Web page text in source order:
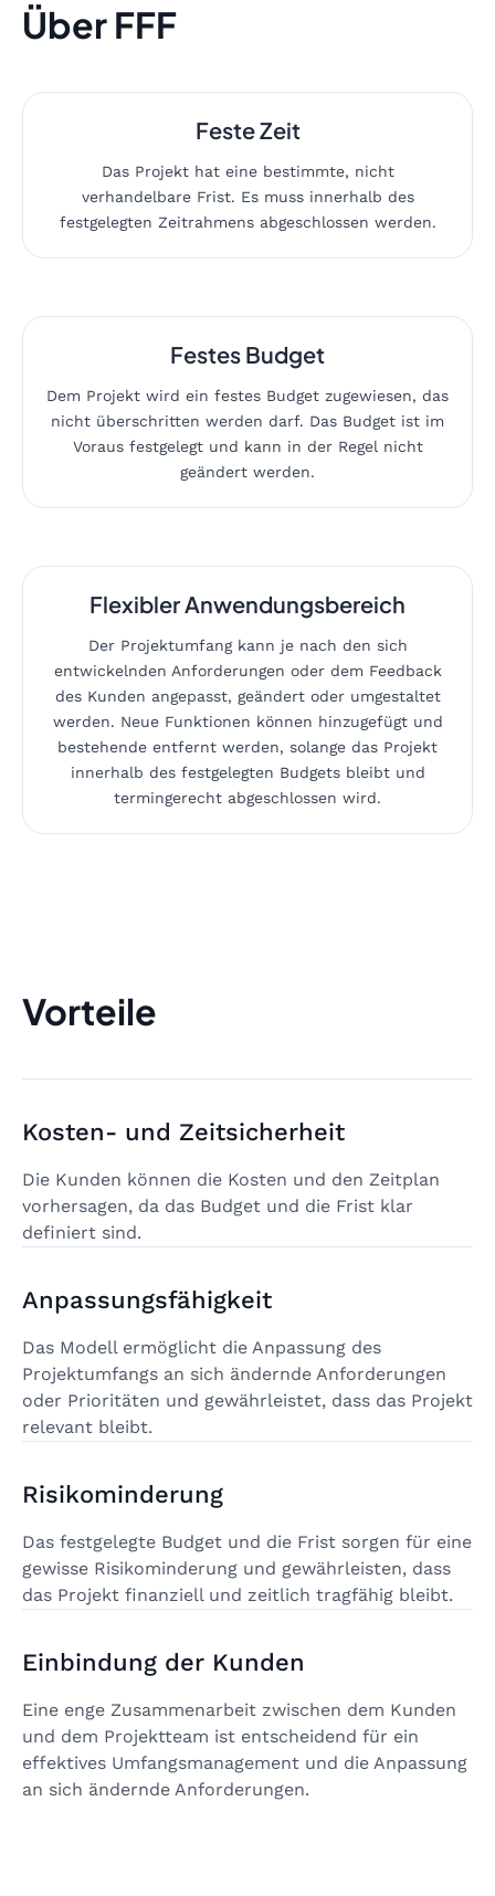
Über FFF
Feste Zeit
Das Projekt hat eine bestimmte, nicht
verhandelbare Frist. Es muss innerhalb des
festgelegten Zeitrahmens abgeschlossen werden.
Festes Budget
Dem Projekt wird ein festes Budget zugewiesen, das
nicht überschritten werden darf. Das Budget ist im
Voraus festgelegt und kann in der Regel nicht
geändert werden.
Flexibler Anwendungsbereich
Der Projektumfang kann je nach den sich
entwickelnden Anforderungen oder dem Feedback
des Kunden angepasst, geändert oder umgestaltet
werden. Neue Funktionen können hinzugefügt und
bestehende entfernt werden, solange das Projekt
innerhalb des festgelegten Budgets bleibt und
termingerecht abgeschlossen wird.
Vorteile
Kosten- und Zeitsicherheit
Die Kunden können die Kosten und den Zeitplan
vorhersagen, da das Budget und die Frist klar
definiert sind.
Anpassungsfähigkeit
Das Modell ermöglicht die Anpassung des
Projektumfangs an sich ändernde Anforderungen
oder Prioritäten und gewährleistet, dass das Projekt
relevant bleibt.
Risikominderung
Das festgelegte Budget und die Frist sorgen für eine
gewisse Risikominderung und gewährleisten, dass
das Projekt finanziell und zeitlich tragfähig bleibt.
Einbindung der Kunden
Eine enge Zusammenarbeit zwischen dem Kunden
und dem Projektteam ist entscheidend für ein
effektives Umfangsmanagement und die Anpassung
an sich ändernde Anforderungen.